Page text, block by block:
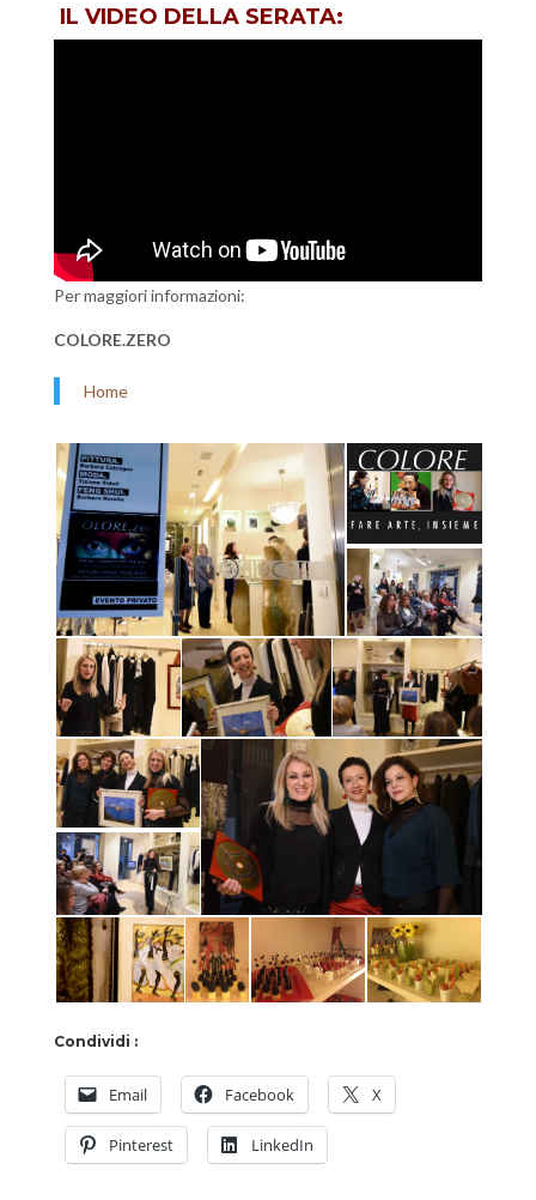
IL VIDEO DELLA SERATA:
Per maggiori informazioni:
COLORE.ZERO
Home
Condividi :
Email Facebook X
Pinterest LinkedIn